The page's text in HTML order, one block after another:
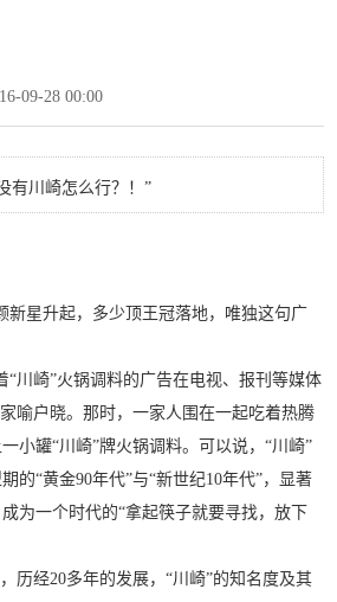
09-28 00:00
有川崎怎么行？！”
新星升起，多少顶王冠落地，唯独这句广
川崎”火锅调料的广告在电视、报刊等媒体
家喻户晓。那时，一家人围在一起吃着热腾
小罐“川崎”牌火锅调料。可以说，“川崎”
的“黄金90年代”与“新世纪10年代”，显著
为一个时代的“拿起筷子就要寻找，放下
历经20多年的发展，“川崎”的知名度及其